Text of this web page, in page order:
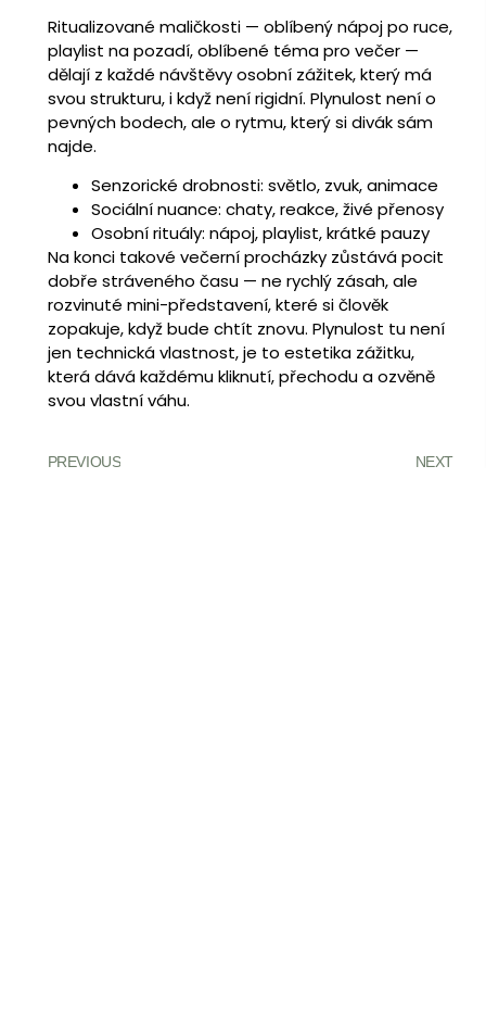
Ritualizované maličkosti — oblíbený nápoj po ruce,
playlist na pozadí, oblíbené téma pro večer —
dělají z každé návštěvy osobní zážitek, který má
svou strukturu, i když není rigidní. Plynulost není o
pevných bodech, ale o rytmu, který si divák sám
najde.
Senzorické drobnosti: světlo, zvuk, animace
Sociální nuance: chaty, reakce, živé přenosy
Osobní rituály: nápoj, playlist, krátké pauzy
Na konci takové večerní procházky zůstává pocit
dobře stráveného času — ne rychlý zásah, ale
rozvinuté mini-představení, které si člověk
zopakuje, když bude chtít znovu. Plynulost tu není
jen technická vlastnost, je to estetika zážitku,
která dává každému kliknutí, přechodu a ozvěně
svou vlastní váhu.
PREVIOUS NEXT